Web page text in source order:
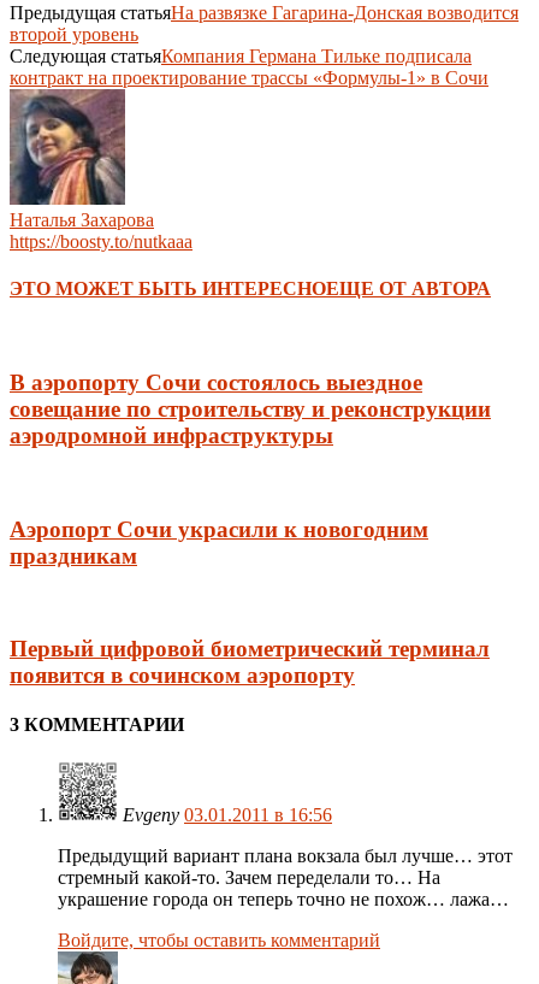
Предыдущая статьяНа развязке Гагарина-Донская возводится
второй уровень
Следующая статьяКомпания Германа Тильке подписала
контракт на проектирование трассы «Формулы-1» в Сочи
Наталья Захарова
https://boosty.to/nutkaaa
ЭТО МОЖЕТ БЫТЬ ИНТЕРЕСНОЕЩЕ ОТ АВТОРА
В аэропорту Сочи состоялось выездное
совещание по строительству и реконструкции
аэродромной инфраструктуры
Аэропорт Сочи украсили к новогодним
праздникам
Первый цифровой биометрический терминал
появится в сочинском аэропорту
3 КОММЕНТАРИИ
Evgeny 03.01.2011 в 16:56
Предыдущий вариант плана вокзала был лучше… этот
стремный какой-то. Зачем переделали то… На
украшение города он теперь точно не похож… лажа…
Войдите, чтобы оставить комментарий